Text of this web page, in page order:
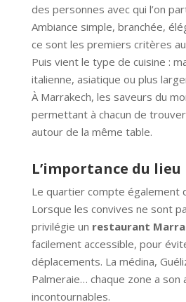
des personnes avec qui l’on
Ambiance simple, branchée,
ce sont les premiers critères
Puis vient le type de cuisine :
italienne, asiatique ou plus
À Marrakech, les saveurs du
permettant à chacun de
autour de la même table.
L’importance du lieu
Le quartier compte également
Lorsque les convives ne sont
privilégie un restaurant
facilement accessible, pour
déplacements. La médina,
Palmeraie… chaque zone a son
incontournables.